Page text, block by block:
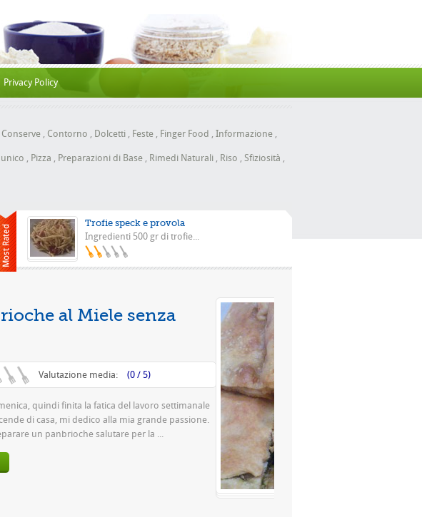
Privacy Policy
Conserve , Contorno , Dolcetti , Feste , Finger Food , Informazione ,
, Pizza , Preparazioni di Base , Rimedi Naturali , Riso , Sfiziosità ,
Trofie speck e provola
Ingredienti 500 gr di trofie...
Pizza con la scarola
(0 / 5)
Questa è una pizza famosissima a Napoli Ingredienti Per la
pasta 500 g di farina rimacinata a pietra 0 10 g di lievito di